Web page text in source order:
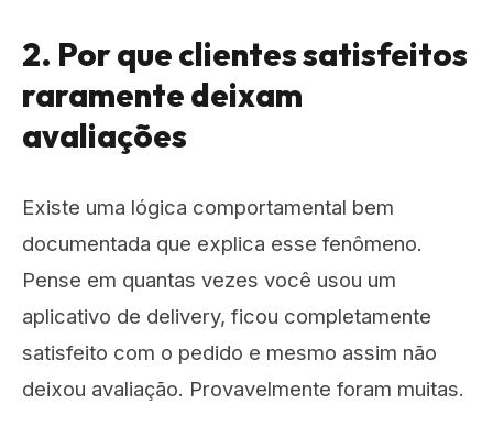
2. Por que clientes satisfeitos
raramente deixam
avaliações
Existe uma lógica comportamental bem
documentada que explica esse fenômeno.
Pense em quantas vezes você usou um
aplicativo de delivery, ficou completamente
satisfeito com o pedido e mesmo assim não
deixou avaliação. Provavelmente foram muitas.